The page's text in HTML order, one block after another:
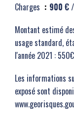
Charges
900 €
Montant estimé
usage standard,
l'année 2021 :
Les informations
exposé sont